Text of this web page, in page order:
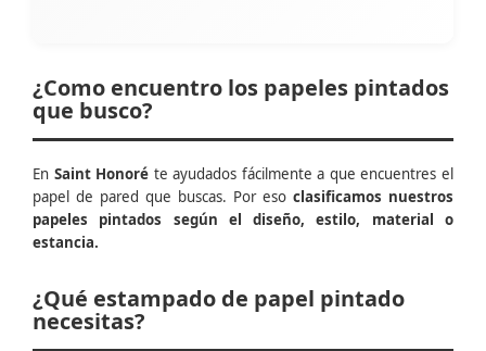
¿Como encuentro los papeles pintados
que busco?
En Saint Honoré te ayudados fácilmente a que encuentres el
papel de pared que buscas. Por eso clasificamos nuestros
papeles pintados según el diseño, estilo, material o
estancia.
¿Qué estampado de papel pintado
necesitas?